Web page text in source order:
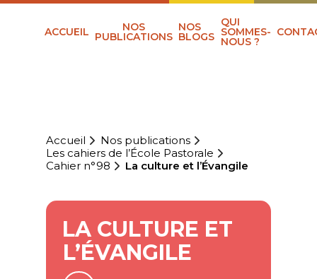
ACCUEIL NOS
PUBLICATIONS
NOS
BLOGS
QUI
SOMMES-
NOUS ?
Accueil
Nos publications
Les cahiers de l’École Pastorale
Cahier n°98
La culture et l’Évangile
LA CULTURE ET
L’ÉVANGILE